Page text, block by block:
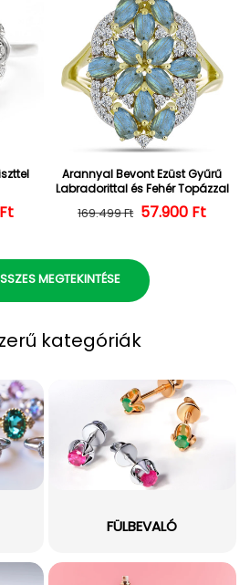
ár
Arannyal Bevont Ezüst Gyűrű
Labradorittal és Fehér Topázzal
Normál ár
169.499 Ft 57.900 Ft
MEGTEKINTÉSE
kategóriák
FÜLBEVALÓ